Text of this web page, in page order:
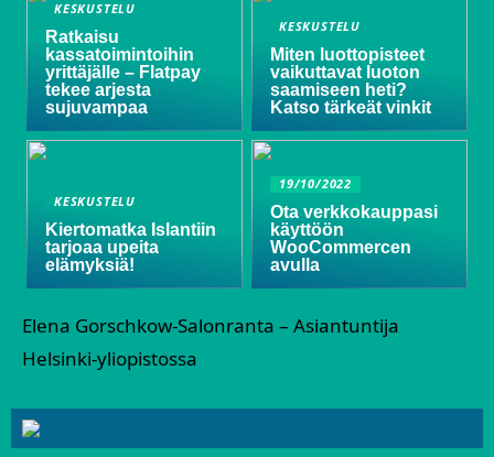
KESKUSTELU
Ratkaisu
kassatoimintoihin
yrittäjälle – Flatpay
tekee arjesta
sujuvampaa
KESKUSTELU
Miten luottopisteet
vaikuttavat luoton
saamiseen heti?
Katso tärkeät vinkit
KESKUSTELU
Kiertomatka Islantiin
tarjoaa upeita
elämyksiä!
19/10/2022
Ota verkkokauppasi
käyttöön
WooCommercen
avulla
Elena Gorschkow-Salonranta – Asiantuntija
Helsinki-yliopistossa